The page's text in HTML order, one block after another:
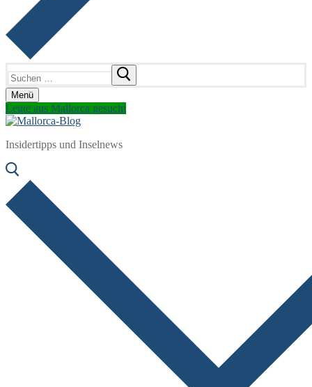
nach:
Menü
Leute aus Mallorca gesucht
Insidertipps und Inselnews